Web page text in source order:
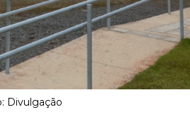
Divulgação